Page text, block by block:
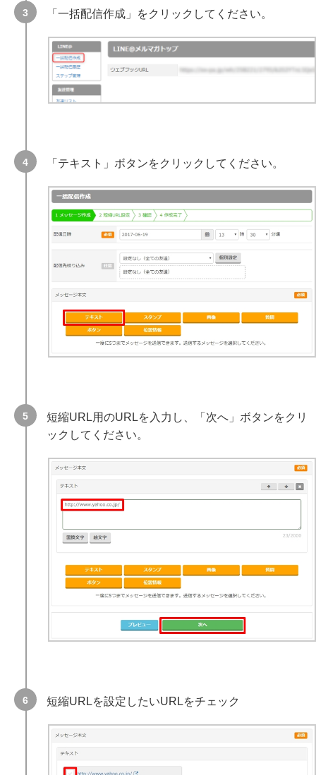
「一括配信作成」をクリックしてください。
「テキスト」ボタンをクリックしてください。
短縮URL用のURLを入力し、「次へ」ボタンをクリ
ックしてください。
短縮URLを設定したいURLをチェック